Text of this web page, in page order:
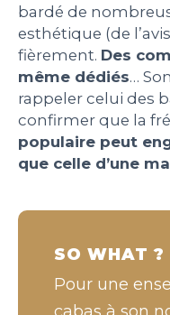
bardé de
esthétique (de
fièrement. Des
même dédiés…
rappeler celui des
confirmer que la
populaire peut
que celle d’une
SO WHAT ?
Pour une